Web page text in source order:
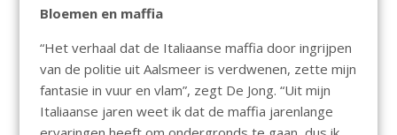
Bloemen en maffia
“Het verhaal dat de Italiaanse maffia door ingrijpen
van de politie uit Aalsmeer is verdwenen, zette mijn
fantasie in vuur en vlam”, zegt De Jong. “Uit mijn
Italiaanse jaren weet ik dat de maffia jarenlange